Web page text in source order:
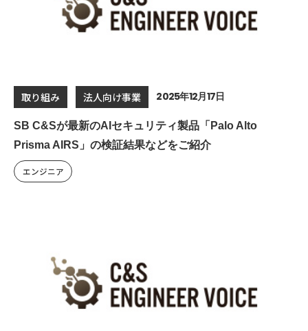
取り組み 法人向け事業 2025年12月17日
SB C&Sが最新のAIセキュリティ製品「Palo Alto
Prisma AIRS」の検証結果などをご紹介
エンジニア